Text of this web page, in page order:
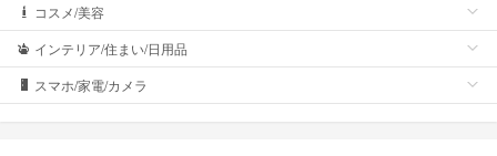
コスメ/美容
インテリア/住まい/日用品
スマホ/家電/カメラ